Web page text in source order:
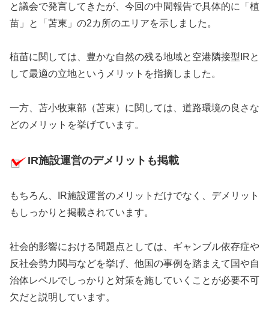
と議会で発言してきたが、今回の中間報告で具体的に「植
苗」と「苫東」の2カ所のエリアを示しました。
植苗に関しては、豊かな自然の残る地域と空港隣接型IRと
して最適の立地というメリットを指摘しました。
一方、苫小牧東部（苫東）に関しては、道路環境の良さな
どのメリットを挙げています。
IR施設運営のデメリットも掲載
もちろん、IR施設運営のメリットだけでなく、デメリット
もしっかりと掲載されています。
社会的影響における問題点としては、ギャンブル依存症や
反社会勢力関与などを挙げ、他国の事例を踏まえて国や自
治体レベルでしっかりと対策を施していくことが必要不可
欠だと説明しています。